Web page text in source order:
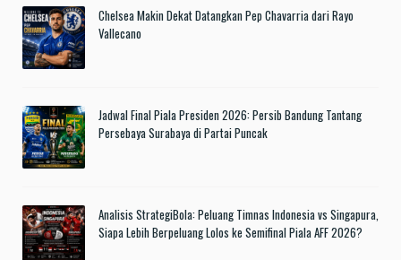
Chelsea Makin Dekat Datangkan Pep Chavarria dari Rayo
Vallecano
Jadwal Final Piala Presiden 2026: Persib Bandung Tantang
Persebaya Surabaya di Partai Puncak
Analisis StrategiBola: Peluang Timnas Indonesia vs Singapura,
Siapa Lebih Berpeluang Lolos ke Semifinal Piala AFF 2026?